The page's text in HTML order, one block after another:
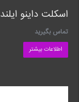
اسکلت داینو ایلند
تماس بگیرید
اطلاعات بیشتر